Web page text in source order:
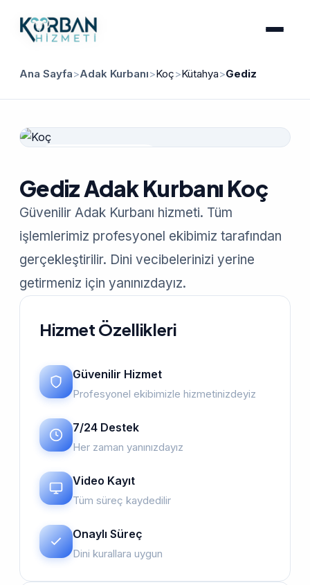
Ana Sayfa>Adak Kurbanı>Koç>Kütahya>Gediz
Gediz Adak Kurbanı Koç
Güvenilir Adak Kurbanı hizmeti. Tüm
işlemlerimiz profesyonel ekibimiz tarafından
gerçekleştirilir. Dini vecibelerinizi yerine
getirmeniz için yanınızdayız.
Hizmet Özellikleri
Güvenilir Hizmet
Profesyonel ekibimizle hizmetinizdeyiz
7/24 Destek
Her zaman yanınızdayız
Video Kayıt
Tüm süreç kaydedilir
Onaylı Süreç
Dini kurallara uygun